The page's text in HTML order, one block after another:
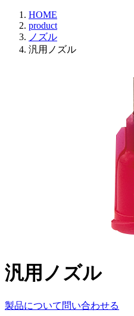
HOME
product
ノズル
汎用ノズル
汎用ノズル
製品について問い合わせる